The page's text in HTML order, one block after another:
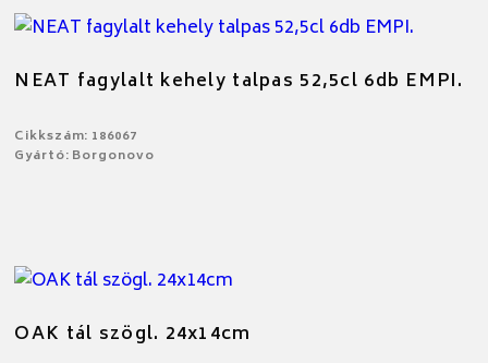
NEAT fagylalt kehely talpas 52,5cl 6db EMPI.
Cikkszám: 186067
Gyártó: Borgonovo
OAK tál szögl. 24x14cm